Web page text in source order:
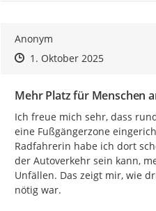
Anonym
Zeitpunkt des Erstellens
Zeitpunkt des Erstellens
1. Oktober 2025Zur
Mehr Platz für Menschen
Ich freue mich sehr, dass
eine Fußgängerzone
Radfahrerin habe ich dort
der Autoverkehr sein kann,
Unfällen. Das zeigt mir, wie
nötig war.